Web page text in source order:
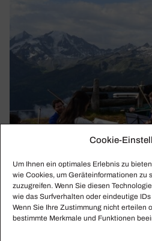
Cookie-
Um Ihnen ein optimales Erlebnis zu
wie Cookies, um Geräteinformationen zu
zuzugreifen. Wenn Sie diesen
wie das Surfverhalten oder eindeutige
Wenn Sie Ihre Zustimmung nicht erteilen
bestimmte Merkmale und Funktionen